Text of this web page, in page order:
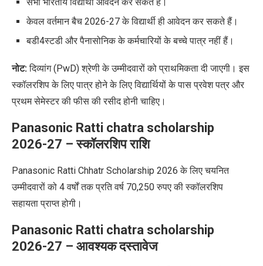
केवल वर्तमान बैच 2026-27 के विद्यार्थी ही आवेदन कर सकते हैं।
बडी4स्टडी और पैनासोनिक के कर्मचारियों के बच्चे पात्र नहीं हैं।
नोट:दिव्यांग (PwD) श्रेणी के उम्मीदवारों को प्राथमिकता दी जाएगी। इस
स्कॉलरशिप के लिए पात्र होने के लिए विद्यार्थियों के पास प्रवेश पत्र और
प्रथम सेमेस्टर की फीस की रसीद होनी चाहिए।
Panasonic Ratti chatra scholarship
2026-27 – स्कॉलरशिप राशि
Panasonic Ratti Chhatr Scholarship 2026 के लिए चयनित
उम्मीदवारों को 4 वर्षों तक प्रति वर्ष 70,250 रुपए की स्कॉलरशिप
सहायता प्राप्त होगी।
Panasonic Ratti chatra scholarship
2026-27 – आवश्यक दस्तावेज